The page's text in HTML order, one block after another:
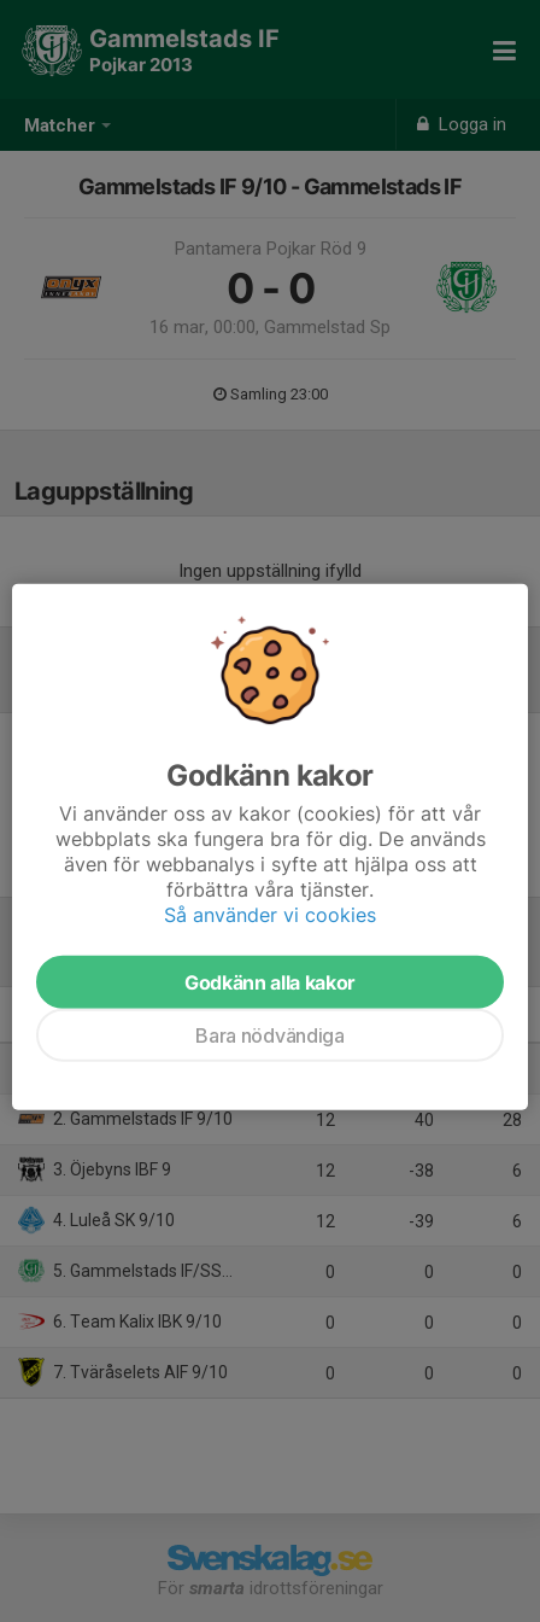
Matcher Logga in
Gammelstads IF
Pojkar 2013
Gammelstads IF 9/10 - Gammelstads IF
Pantamera Pojkar Röd 9
0 - 0
16 mar, 00:00, Gammelstad Sp
Samling 23:00
Laguppställning
Ingen uppställning ifylld
Inget referat skrivet
Tabell
Pantamera Pojkar Röd 9
2. Gammelstads IF 9/10 12 40 28
3. Öjebyns IBF 9 12 -38 6
4. Luleå SK 9/10 12 -39 6
5. Gammelstads IF/SSK 8/9 0 0 0
6. Team Kalix IBK 9/10 0 0 0
7. Tväråselets AIF 9/10 0 0 0
För smarta idrottsföreningar
Godkänn kakor
Vi använder oss av kakor (cookies) för att vår
webbplats ska fungera bra för dig. De används
även för webbanalys i syfte att hjälpa oss att
förbättra våra tjänster.
Så använder vi cookies
Godkänn alla kakor
Bara nödvändiga